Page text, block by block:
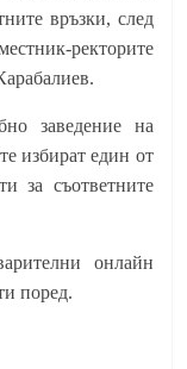
връзки, след
ректорите
заведение на
избират един от
за съответните
онлайн
поред.